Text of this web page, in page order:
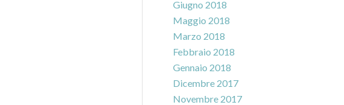
Giugno 2018
Maggio 2018
Marzo 2018
Febbraio 2018
Gennaio 2018
Dicembre 2017
Novembre 2017